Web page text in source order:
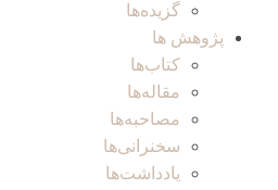
گزیده‌ها
پژوهش ها
کتاب‌ها
مقاله‌ها
مصاحبه‌ها
سخنرانی‌ها
یادداشت‌ها